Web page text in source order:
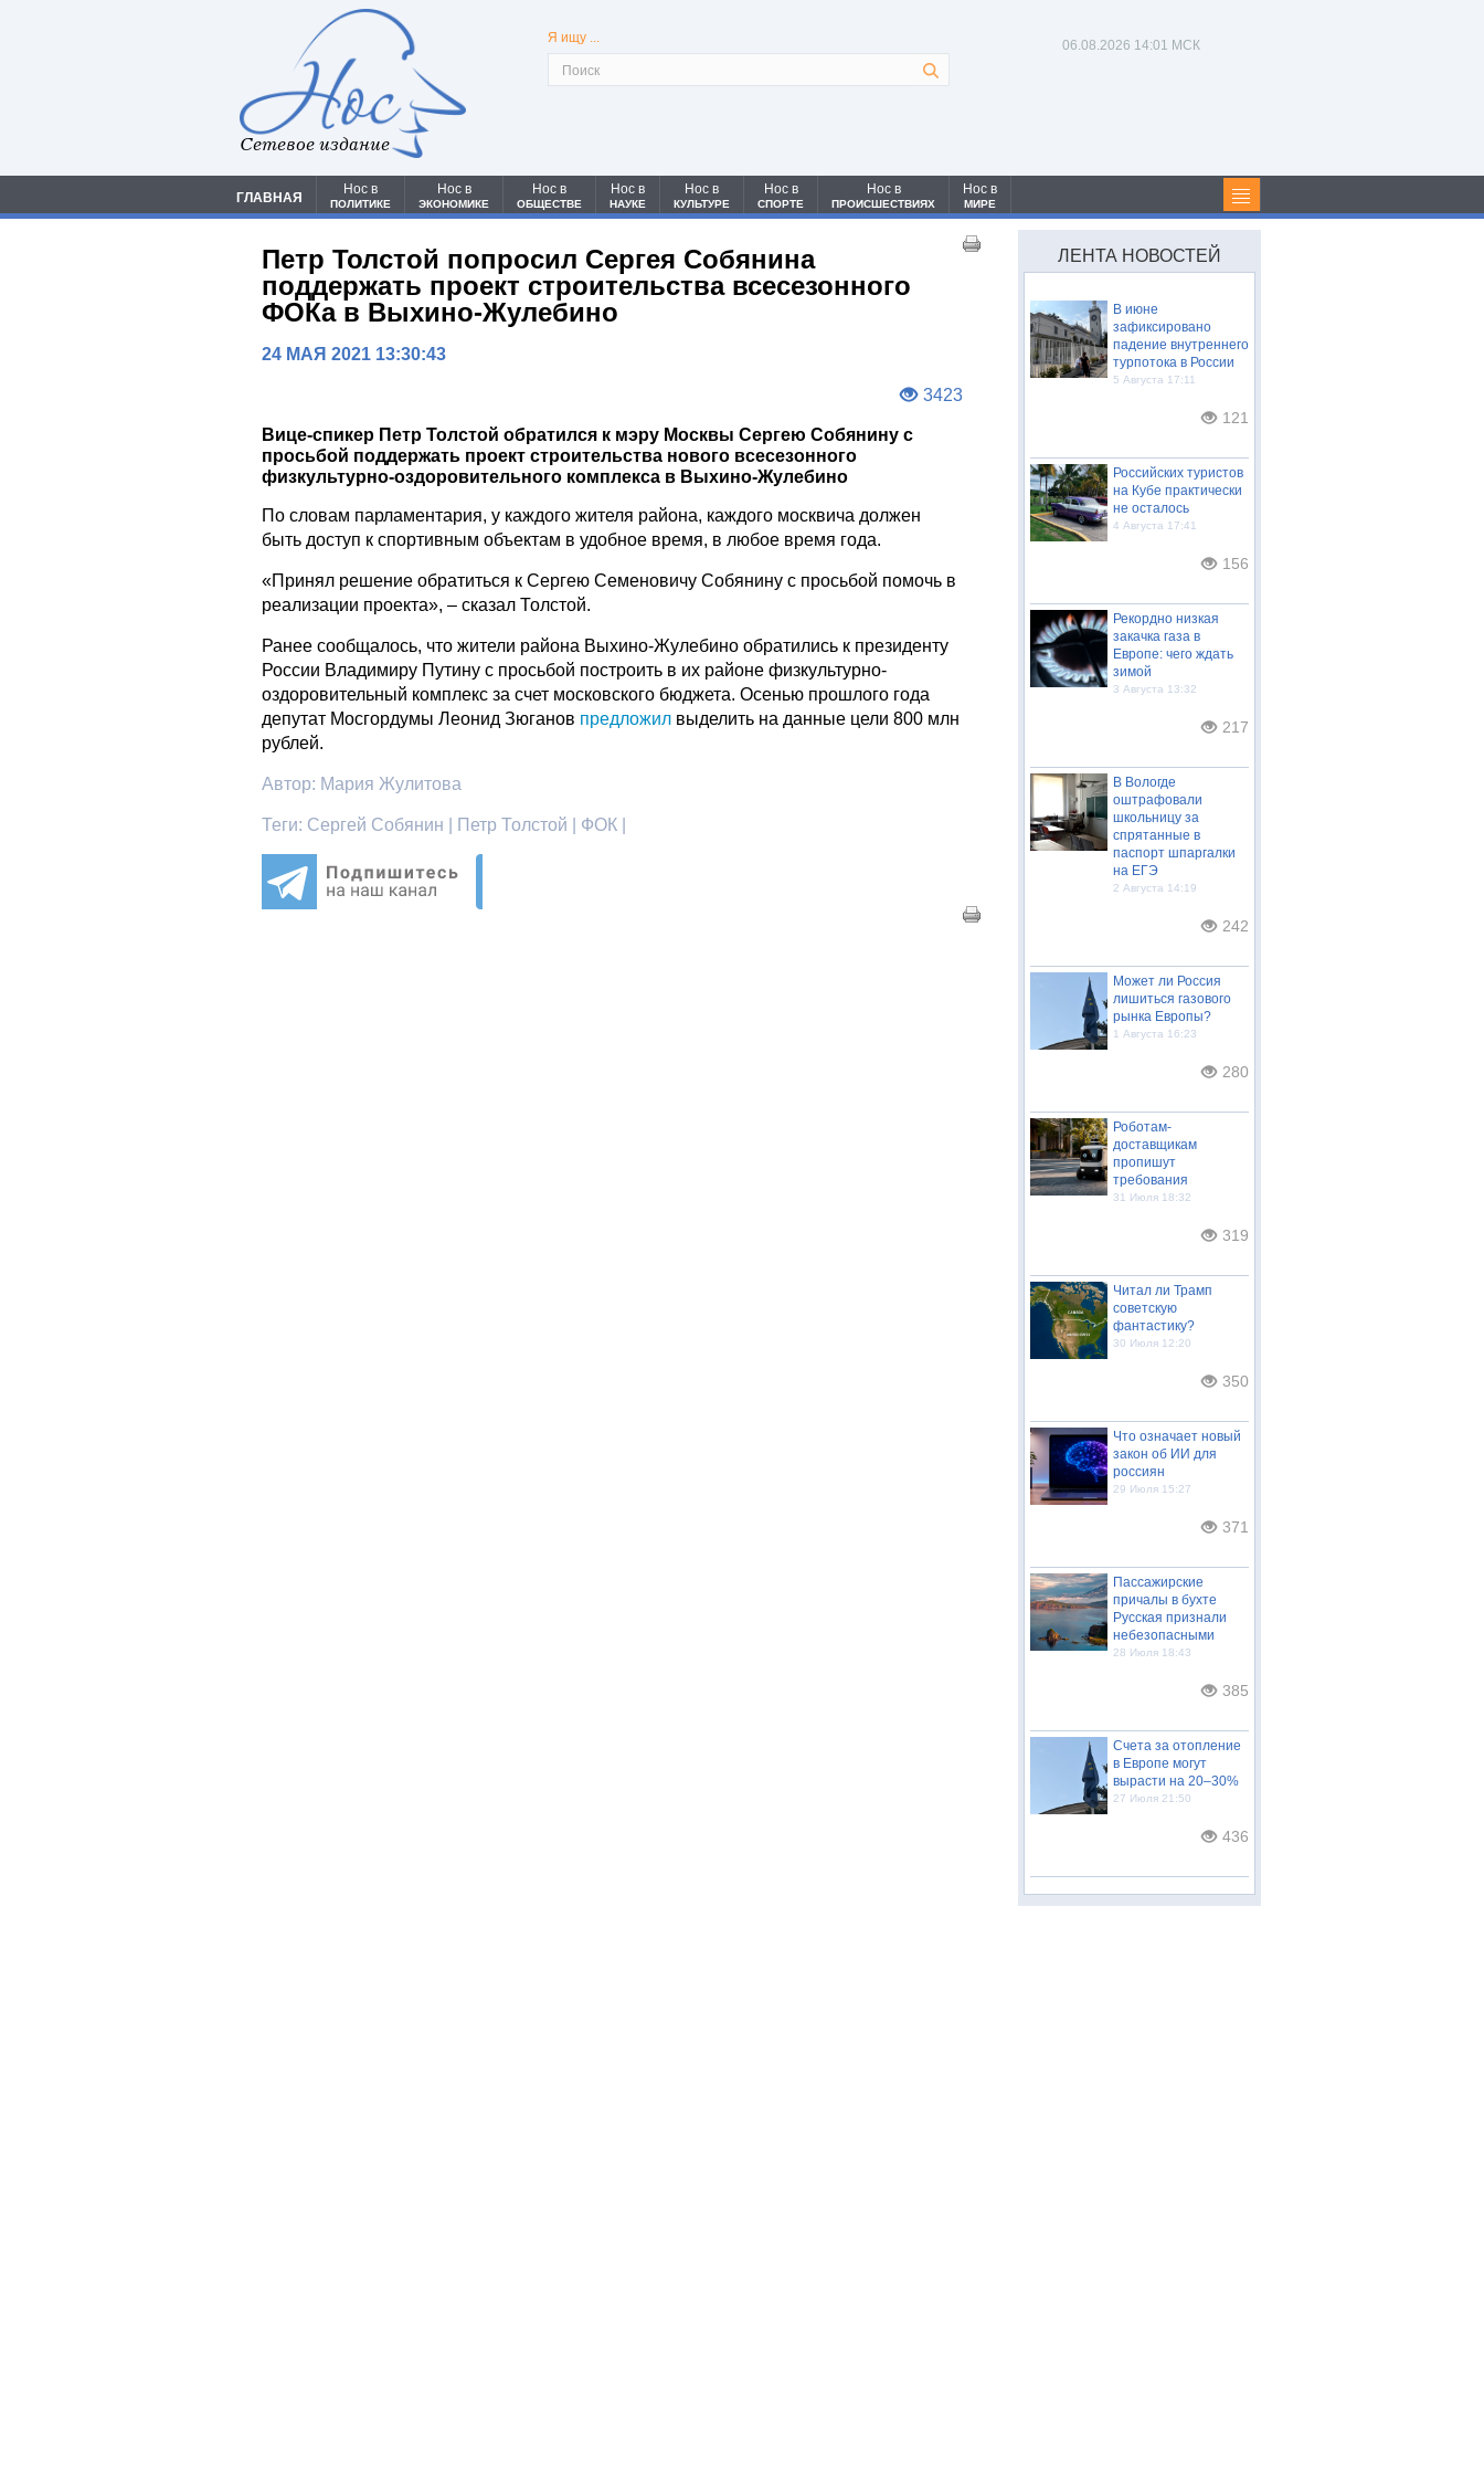
Сетевое издание
Я ищу ... 06.08.2026 14:01 МСК
ГЛАВНАЯ
Нос в
ПОЛИТИКЕ
Нос в
ЭКОНОМИКЕ
Нос в
ОБЩЕСТВЕ
Нос в
НАУКЕ
Нос в
КУЛЬТУРЕ
Нос в
СПОРТЕ
Нос в
ПРОИСШЕСТВИЯХ
Нос в
МИРЕ
Петр Толстой попросил Сергея Собянина
поддержать проект строительства всесезонного
ФОКа в Выхино-Жулебино
24 МАЯ 2021 13:30:43
3423
Вице-спикер Петр Толстой обратился к мэру Москвы Сергею Собянину с
просьбой поддержать проект строительства нового всесезонного
физкультурно-оздоровительного комплекса в Выхино-Жулебино
По словам парламентария, у каждого жителя района, каждого москвича должен
быть доступ к спортивным объектам в удобное время, в любое время года.
«Принял решение обратиться к Сергею Семеновичу Собянину с просьбой помочь в
реализации проекта», – сказал Толстой.
Ранее сообщалось, что жители района Выхино-Жулебино обратились к президенту
России Владимиру Путину с просьбой построить в их районе физкультурно-
оздоровительный комплекс за счет московского бюджета. Осенью прошлого года
депутат Мосгордумы Леонид Зюганов предложил выделить на данные цели 800 млн
рублей.
Автор: Мария Жулитова
Теги: Сергей Собянин | Петр Толстой | ФОК |
ЛЕНТА НОВОСТЕЙ
В июне
зафиксировано
падение внутреннего
турпотока в России
5 Августа 17:11
121
Российских туристов
на Кубе практически
не осталось
4 Августа 17:41
156
Рекордно низкая
закачка газа в
Европе: чего ждать
зимой
3 Августа 13:32
217
В Вологде
оштрафовали
школьницу за
спрятанные в
паспорт шпаргалки
на ЕГЭ
2 Августа 14:19
242
Может ли Россия
лишиться газового
рынка Европы?
1 Августа 16:23
280
Роботам-
доставщикам
пропишут
требования
31 Июля 18:32
319
Читал ли Трамп
советскую
фантастику?
30 Июля 12:20
350
Что означает новый
закон об ИИ для
россиян
29 Июля 15:27
371
Пассажирские
причалы в бухте
Русская признали
небезопасными
28 Июля 18:43
385
Счета за отопление
в Европе могут
вырасти на 20–30%
27 Июля 21:50
436